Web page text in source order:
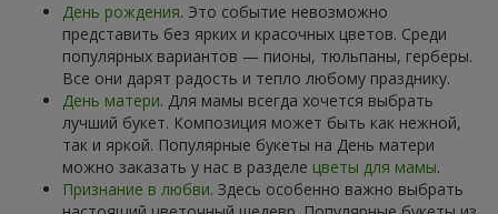
День рождения. Это событие невозможно
представить без ярких и красочных цветов. Среди
популярных вариантов — пионы, тюльпаны, герберы.
Все они дарят радость и тепло любому празднику.
День матери. Для мамы всегда хочется выбрать
лучший букет. Композиция может быть как нежной,
так и яркой. Популярные букеты на День матери
можно заказать у нас в разделе цветы для мамы.
Признание в любви. Здесь особенно важно выбрать